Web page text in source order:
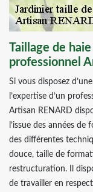
Taillage de
professionnel
Si vous disposez
l’expertise d’un
Artisan RENARD
l’issue des années
des différentes
douce, taille de
restructuration. Il
de travailler en